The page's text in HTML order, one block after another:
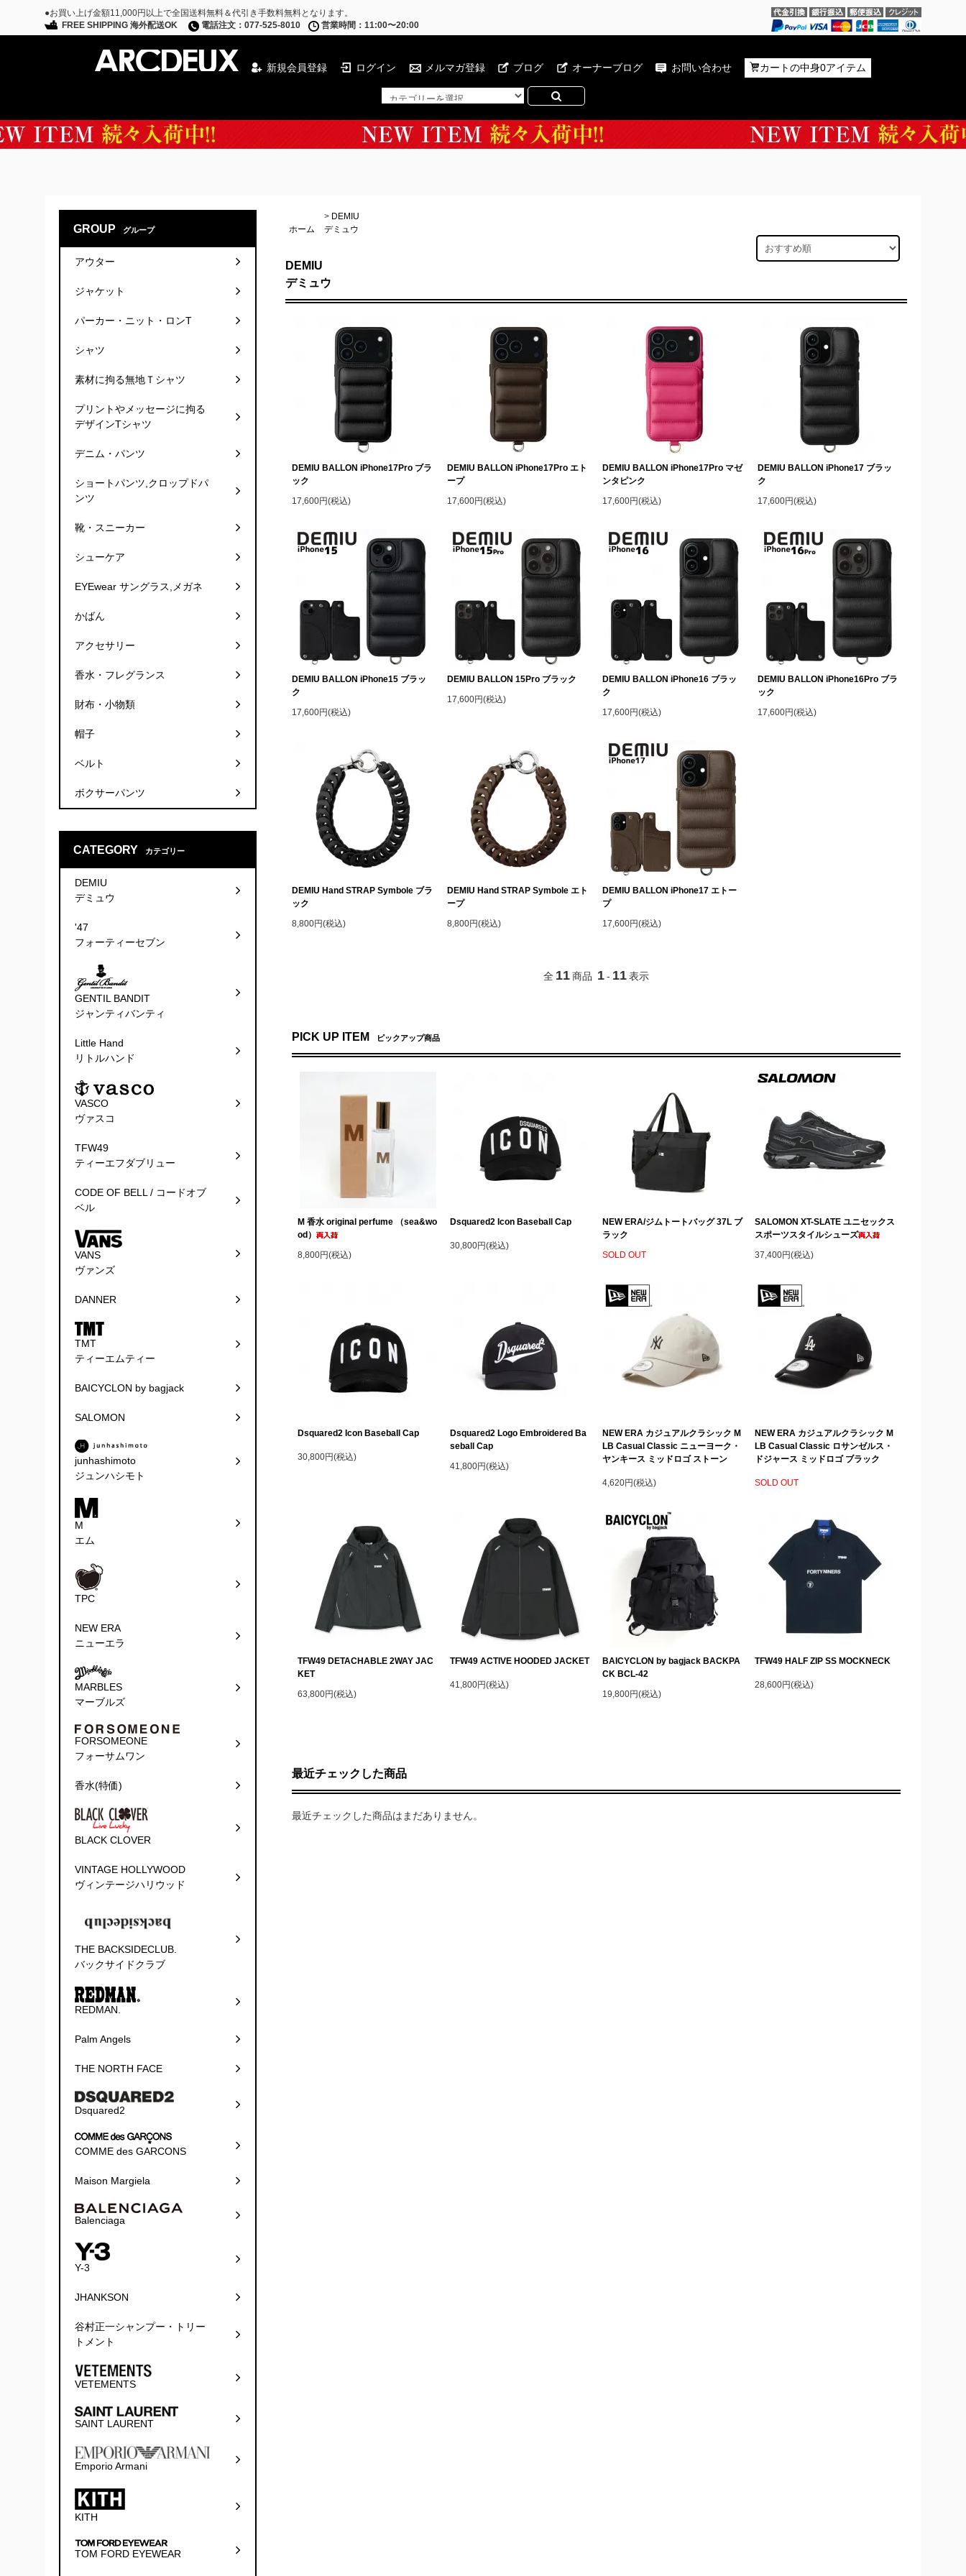
●お買い上げ金額11,000円以上で全国送料無料＆代引き手数料無料となります。
FREE SHIPPING 海外配送OK
電話注文：077-525-8010 営業時間：11:00〜20:00
新規会員登録 ログイン メルマガ登録 ブログ オーナーブログ お問い合わせ カートの中身0アイテム
ホーム
> DEMIU
デミュウ
DEMIU
デミュウ
DEMIU BALLON iPhone17Pro ブラ
ック
17,600円(税込)
DEMIU BALLON iPhone17Pro エト
ープ
17,600円(税込)
DEMIU BALLON iPhone17Pro マゼ
ンタピンク
17,600円(税込)
DEMIU BALLON iPhone17 ブラッ
ク
17,600円(税込)
DEMIU BALLON iPhone15 ブラッ
ク
17,600円(税込)
DEMIU BALLON 15Pro ブラック
17,600円(税込)
DEMIU BALLON iPhone16 ブラッ
ク
17,600円(税込)
DEMIU BALLON iPhone16Pro ブラ
ック
17,600円(税込)
DEMIU Hand STRAP Symbole ブラ
ック
8,800円(税込)
DEMIU Hand STRAP Symbole エト
ープ
8,800円(税込)
DEMIU BALLON iPhone17 エトー
プ
17,600円(税込)
全 11商品 1- 11表示
PICK UP ITEM ピックアップ商品
M 香水 original perfume （sea&wo
od）
8,800円(税込)
Dsquared2 Icon Baseball Cap
30,800円(税込)
NEW ERA/ジムトートバッグ 37L ブ
ラック
SOLD OUT
SALOMON XT-SLATE ユニセックス
スポーツスタイルシューズ
37,400円(税込)
Dsquared2 Icon Baseball Cap
30,800円(税込)
Dsquared2 Logo Embroidered Ba
seball Cap
41,800円(税込)
NEW ERA カジュアルクラシック M
LB Casual Classic ニューヨーク・
ヤンキース ミッドロゴ ストーン
4,620円(税込)
NEW ERA カジュアルクラシック M
LB Casual Classic ロサンゼルス・
ドジャース ミッドロゴ ブラック
SOLD OUT
TFW49 DETACHABLE 2WAY JAC
KET
63,800円(税込)
TFW49 ACTIVE HOODED JACKET
41,800円(税込)
BAICYCLON by bagjack BACKPA
CK BCL-42
19,800円(税込)
TFW49 HALF ZIP SS MOCKNECK
28,600円(税込)
最近チェックした商品
最近チェックした商品はまだありません。
GROUP グループ
アウター
ジャケット
パーカー・ニット・ロンT
シャツ
素材に拘る無地Ｔシャツ
プリントやメッセージに拘る
デザインTシャツ
デニム・パンツ
ショートパンツ,クロップドパ
ンツ
靴・スニーカー
シューケア
EYEwear サングラス,メガネ
かばん
アクセサリー
香水・フレグランス
財布・小物類
帽子
ベルト
ボクサーパンツ
CATEGORY カテゴリー
DEMIU
デミュウ
'47
フォーティーセブン
GENTIL BANDIT
ジャンティバンティ
Little Hand
リトルハンド
VASCO
ヴァスコ
TFW49
ティーエフダブリュー
CODE OF BELL / コードオブ
ベル
VANS
ヴァンズ
DANNER
TMT
ティーエムティー
BAICYCLON by bagjack
SALOMON
junhashimoto
ジュンハシモト
M
エム
TPC
NEW ERA
ニューエラ
MARBLES
マーブルズ
FORSOMEONE
フォーサムワン
香水(特価)
BLACK CLOVER
VINTAGE HOLLYWOOD
ヴィンテージハリウッド
THE BACKSIDECLUB.
バックサイドクラブ
REDMAN.
Palm Angels
THE NORTH FACE
Dsquared2
COMME des GARCONS
Maison Margiela
Balenciaga
Y-3
JHANKSON
谷村正一シャンプー・トリー
トメント
VETEMENTS
SAINT LAURENT
Emporio Armani
KITH
TOM FORD EYEWEAR